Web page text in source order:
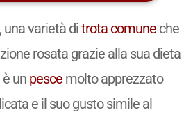
una varietà ditrota comuneche
rosata grazie alla sua dieta
un pescemolto apprezzato
e il suo gusto simile al